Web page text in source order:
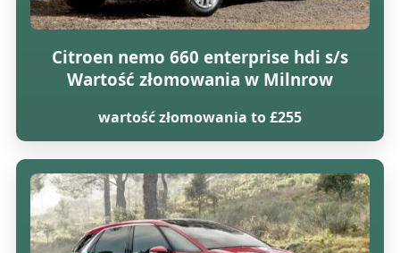
Citroen nemo 660 enterprise hdi s/s
Wartość złomowania w Milnrow
wartość złomowania to £255